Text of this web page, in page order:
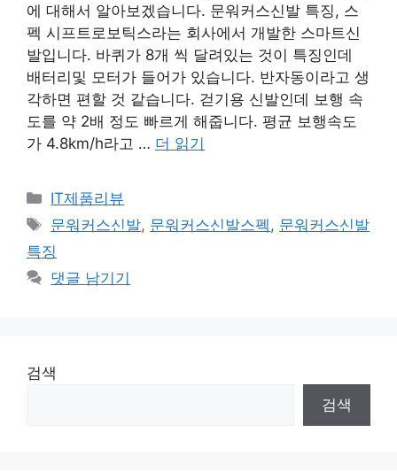
에 대해서 알아보겠습니다. 문워커스신발 특징, 스
펙 시프트로보틱스라는 회사에서 개발한 스마트신
발입니다. 바퀴가 8개 씩 달려있는 것이 특징인데
배터리및 모터가 들어가 있습니다. 반자동이라고 생
각하면 편할 것 같습니다. 걷기용 신발인데 보행 속
도를 약 2배 정도 빠르게 해줍니다. 평균 보행속도
가 4.8km/h라고 … 더 읽기
카
테
리
IT제품리뷰
태
그
문워커스신발, 문워커스신발스펙 , 문워커스신발
특징
댓글 남기기
검색
검색